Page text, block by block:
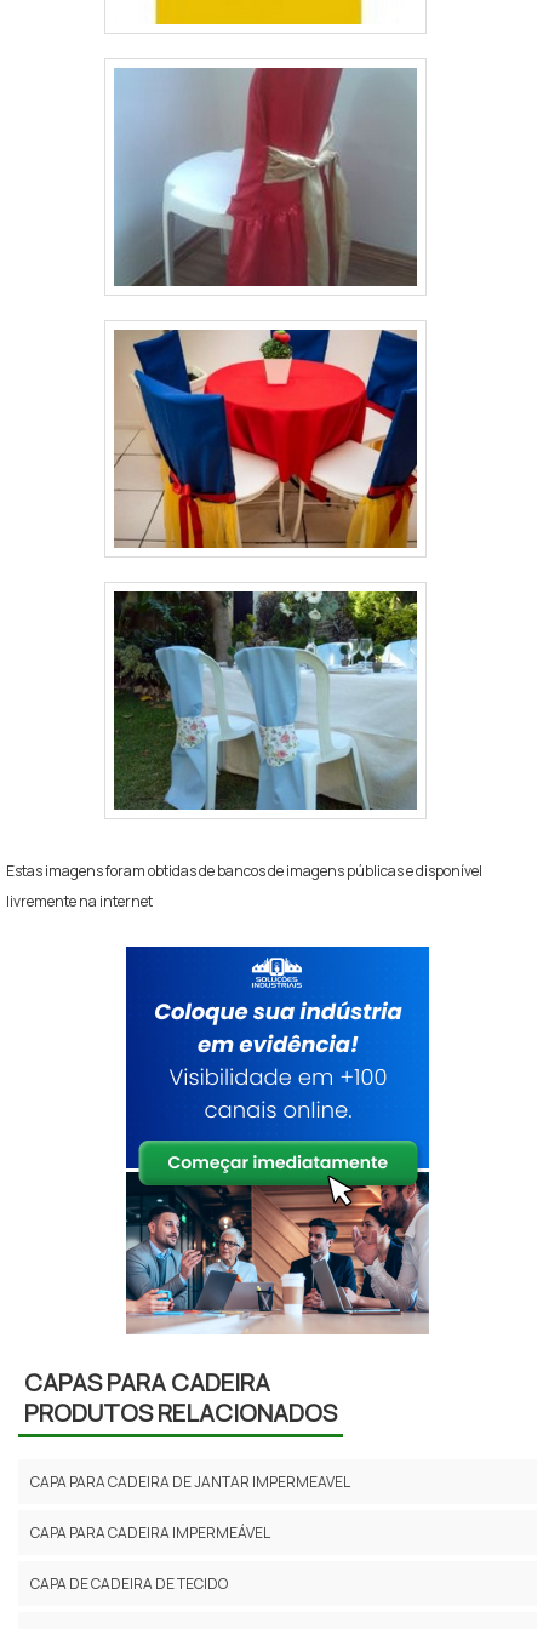
Estas imagens foram obtidas de bancos de imagens públicas e disponível
livremente na internet
CAPAS PARA CADEIRA
PRODUTOS RELACIONADOS
CAPA PARA CADEIRA DE JANTAR IMPERMEAVEL
CAPA PARA CADEIRA IMPERMEÁVEL
CAPA DE CADEIRA DE TECIDO